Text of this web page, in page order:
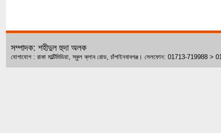
সম্পাদক: শহীদুল হুদা অলক
যোগাযোগ : রাকা মাল্টিমিডিয়া, স্কুল ক্লাব রোড, চাঁপাইনবাবগঞ্জ। সেলফোন: 01713-